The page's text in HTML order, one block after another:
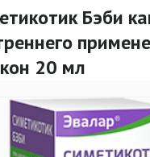
Бэби
20 мл